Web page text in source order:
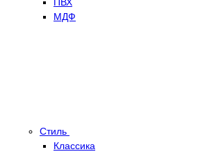
МДФ
Стиль
Классика